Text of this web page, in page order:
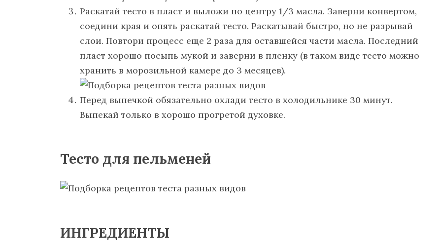
Раскатай тесто в пласт и выложи по центру 1/3 масла. Заверни конвертом,
соедини края и опять раскатай тесто. Раскатывай быстро, но не разрывай
слои. Повтори процесс еще 2 раза для оставшейся части масла. Последний
пласт хорошо посыпь мукой и заверни в пленку (в таком виде тесто можно
хранить в морозильной камере до 3 месяцев).
Перед выпечкой обязательно охлади тесто в холодильнике 30 минут.
Выпекай только в хорошо прогретой духовке.
Тесто для пельменей
ИНГРЕДИЕНТЫ